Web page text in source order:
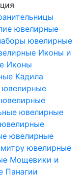
ювелирные
ювелирные
Иконы и
Иконы
Кадила
ювелирные
ювелирные
ювелирные
ювелирные
Мощевики и
Панагии